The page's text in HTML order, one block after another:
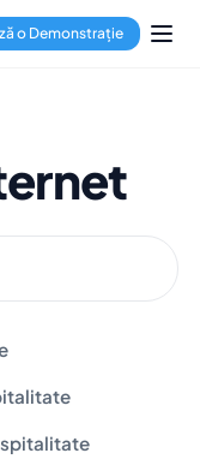
o Demonstrație